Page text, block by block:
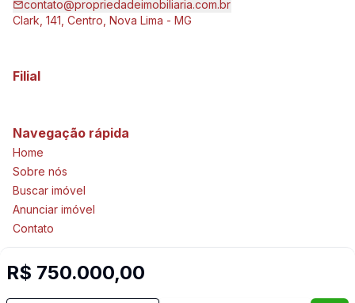
R$ 750.000,00
contato@propriedadeimobiliaria.com.br
Clark, 141, Centro, Nova Lima - MG
Filial
Navegação rápida
Home
Sobre nós
Buscar imóvel
Anunciar imóvel
Contato